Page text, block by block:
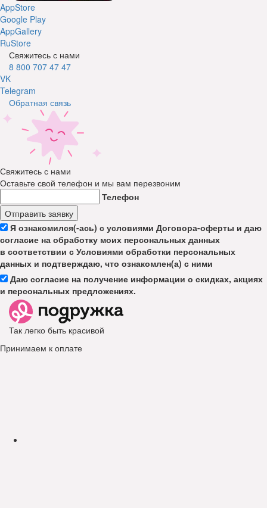
AppStore
Google Play
AppGallery
RuStore
Свяжитесь с нами
8 800 707 47 47
VK
Telegram
Обратная связь
Свяжитесь с нами
Оставьте свой телефон и мы вам перезвоним
Телефон
Отправить заявку
Я ознакомился(-ась) с условиями Договора-оферты и даю
согласие на обработку моих персональных данных
в соответствии с Условиями обработки персональных
данных и подтверждаю, что ознакомлен(а) с ними
Даю согласие на получение информации о скидках, акциях
и персональных предложениях.
Так легко быть красивой
Принимаем к оплате